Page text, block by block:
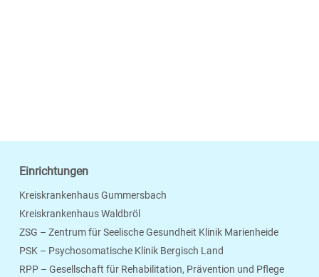
Einrichtungen
Kreiskrankenhaus Gummersbach
Kreiskrankenhaus Waldbröl
ZSG – Zentrum für Seelische Gesundheit Klinik Marienheide
PSK – Psychosomatische Klinik Bergisch Land
RPP – Gesellschaft für Rehabilitation, Prävention und Pflege